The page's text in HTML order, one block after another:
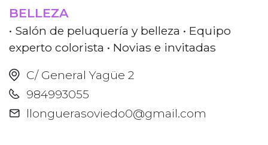
BELLEZA
• Salón de peluquería y belleza • Equipo
experto colorista • Novias e invitadas
C/ General Yagüe 2
984993055
llonguerasoviedo0@gmail.com